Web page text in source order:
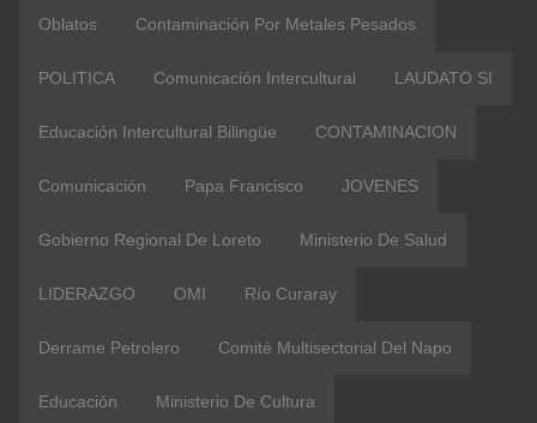
Oblatos Contaminación Por Metales Pesados
POLITICA Comunicación Intercultural LAUDATO SI
Educación Intercultural Bilingüe CONTAMINACION
Comunicación Papa Francisco JOVENES
Gobierno Regional De Loreto Ministerio De Salud
LIDERAZGO OMI Río Curaray
Derrame Petrolero Comité Multisectorial Del Napo
Educación Ministerio De Cultura